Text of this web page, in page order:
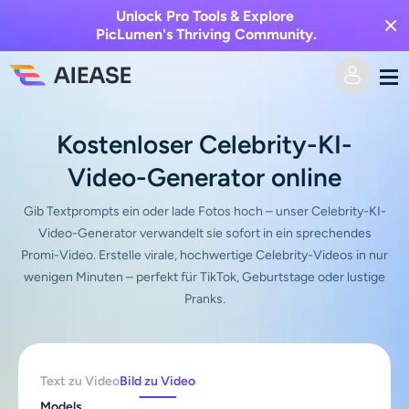
Unlock Pro Tools & Explore
PicLumen's Thriving Community.
KI-Video
Text zu Video
Bild zu Video
KI-Kuss-Generator
Videoeffekte
KI-Bild
Text zu Bild
Foto-Editor & -Creator
Auszeichnung
Kostenloser Celebrity-KI-
Video-Generator online
Gib Textprompts ein oder lade Fotos hoch – unser Celebrity-KI-
Video-Generator verwandelt sie sofort in ein sprechendes
Promi-Video. Erstelle virale, hochwertige Celebrity-Videos in nur
wenigen Minuten – perfekt für TikTok, Geburtstage oder lustige
Pranks.
Text zu VideoBild zu Video